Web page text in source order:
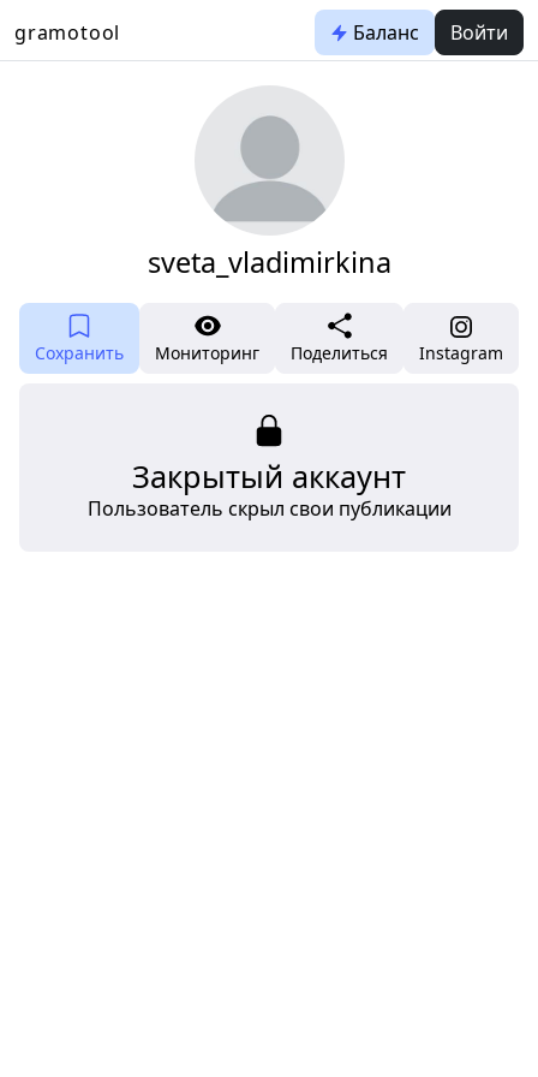
gramotool Баланс Войти
sveta_vladimirkina
Сохранить Мониторинг Поделиться Instagram
Закрытый аккаунт
Пользователь скрыл свои публикации